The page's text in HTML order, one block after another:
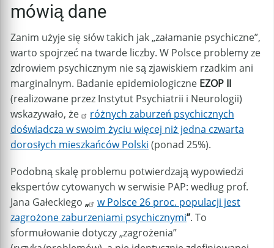
mówią dane
Zanim użyje się słów takich jak „załamanie psychiczne”,
warto spojrzeć na twarde liczby. W Polsce problemy ze
zdrowiem psychicznym nie są zjawiskiem rzadkim ani
marginalnym. Badanie epidemiologiczne EZOP II
(realizowane przez Instytut Psychiatrii i Neurologii)
wskazywało, że
różnych zaburzeń psychicznych
doświadcza w swoim życiu więcej niż jedna czwarta
dorosłych mieszkańców Polski (ponad 25%).
Podobną skalę problemu potwierdzają wypowiedzi
ekspertów cytowanych w serwisie PAP: według prof.
Jana Gałeckiego „
w Polsce 26 proc. populacji jest
zagrożone zaburzeniami psychicznymi”. To
sformułowanie dotyczy „zagrożenia”